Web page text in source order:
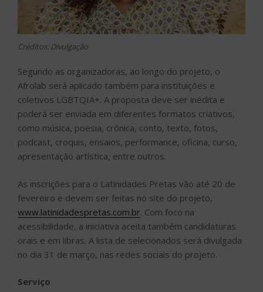
Créditos: Divulgação
Segundo as organizadoras, ao longo do projeto, o
Afrolab será aplicado também para instituições e
coletivos LGBTQIA+. A proposta deve ser inédita e
poderá ser enviada em diferentes formatos criativos,
como música, poesia, crônica, conto, texto, fotos,
podcast, croquis, ensaios, performance, oficina, curso,
apresentação artística, entre outros.
As inscrições para o Latinidades Pretas vão até 20 de
fevereiro e devem ser feitas no site do projeto,
www.latinidadespretas.com.br. Com foco na
acessibilidade, a iniciativa aceita também candidaturas
orais e em libras. A lista de selecionados será divulgada
no dia 31 de março, nas redes sociais do projeto.
Serviço